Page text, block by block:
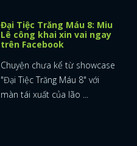
Đại Tiệc Trăng Máu 8: Miu
Lê công khai xin vai ngay
trên Facebook
Chuyện chưa kể từ showcase
"Đại Tiệc Trăng Máu 8" với
màn tái xuất của lão ...